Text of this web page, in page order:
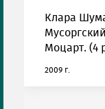
Клара
Моцарт. (4
2009 г.